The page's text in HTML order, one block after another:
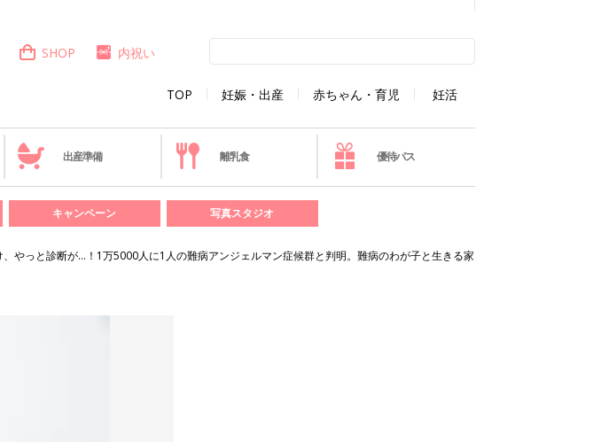
TOP 妊娠・出産 赤ちゃん・育児 妊活
SHOP 内祝い
出産準備 離乳食 優待パス
キャンペーン 写真スタジオ
やっと診断が…！1万5000人に1人の難病アンジェルマン症候群と判明。難病のわが子と生きる家